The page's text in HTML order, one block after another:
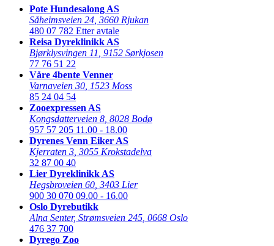
Pote Hundesalong AS
Såheimsveien 24 3660 Rjukan
480 07 782 Etter avtale
Reisa Dyreklinikk AS
Bjørklysvingen 11 9152 Sørkjosen
77 76 51 22
Våre 4bente Venner
Varnaveien 30 1523 Moss
85 24 04 54
Zooexpressen AS
Kongsdatterveien 8 8028 Bodø
957 57 205 11.00 - 18.00
Dyrenes Venn Eiker AS
Kjerraten 3 3055 Krokstadelva
32 87 00 40
Lier Dyreklinikk AS
Hegsbroveien 60 3403 Lier
900 30 070 09.00 - 16.00
Oslo Dyrebutikk
Alna Senter, Strømsveien 245 0668 Oslo
476 37 700
Dyrego Zoo